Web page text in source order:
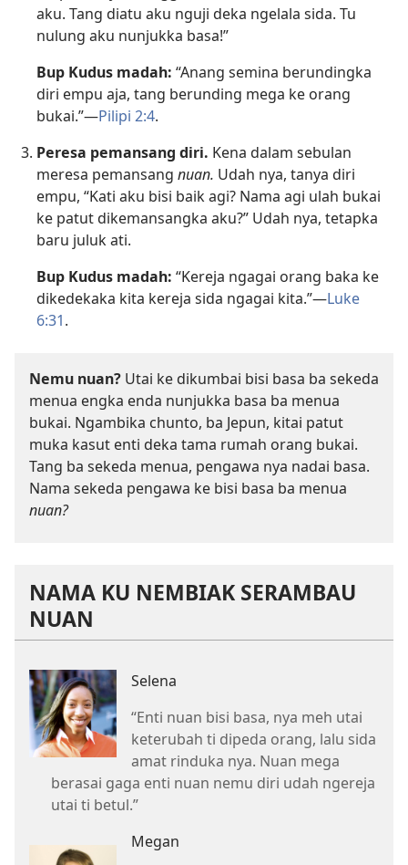
aku. Tang diatu aku nguji deka ngelala sida. Tu
nulung aku nunjukka basa!”
Bup Kudus madah: “Anang semina berundingka
diri empu aja, tang berunding mega ke orang
bukai.”—Pilipi 2:4.
Peresa pemansang diri. Kena dalam sebulan
meresa pemansang nuan. Udah nya, tanya diri
empu, “Kati aku bisi baik agi? Nama agi ulah bukai
ke patut dikemansangka aku?” Udah nya, tetapka
baru juluk ati.
Bup Kudus madah: “Kereja ngagai orang baka ke
dikedekaka kita kereja sida ngagai kita.”—Luke
6:31.
Nemu nuan? Utai ke dikumbai bisi basa ba sekeda
menua engka enda nunjukka basa ba menua
bukai. Ngambika chunto, ba Jepun, kitai patut
muka kasut enti deka tama rumah orang bukai.
Tang ba sekeda menua, pengawa nya nadai basa.
Nama sekeda pengawa ke bisi basa ba menua
nuan?
NAMA KU NEMBIAK SERAMBAU
NUAN
Selena
“Enti nuan bisi basa, nya meh utai
keterubah ti dipeda orang, lalu sida
amat rinduka nya. Nuan mega
berasai gaga enti nuan nemu diri udah ngereja
utai ti betul.”
Megan